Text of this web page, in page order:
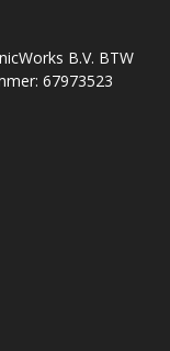
B.V. BTW
67973523